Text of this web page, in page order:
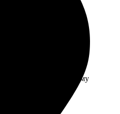
с Вами по указанному
деталей.